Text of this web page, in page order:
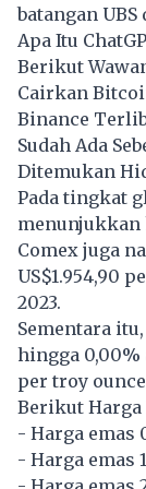
batangan
Apa Itu
Berikut
Cairkan
Binance
Sudah Ada
Ditemukan
Pada tingkat
menunjukkan
Comex juga
US$1.954,90
2023.
Sementara
hingga 0,00%
per troy
Berikut Harga
- Harga emas
- Harga emas